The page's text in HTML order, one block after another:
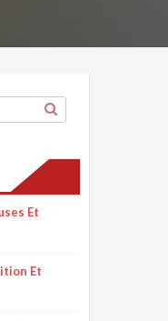
Et
Et